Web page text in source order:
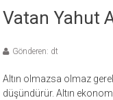
Vatan Yahut
Gönderen: dt
Altın olmazsa olmaz
düşündürür. Altın